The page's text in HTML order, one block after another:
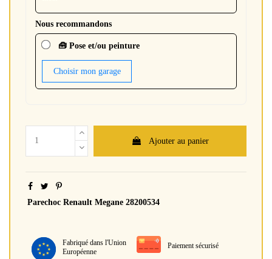
Nous recommandons
🧰 Pose et/ou peinture
Choisir mon garage
Ajouter au panier
Parechoc Renault Megane 28200534
Fabriqué dans l'Union
Européenne
Paiement sécurisé